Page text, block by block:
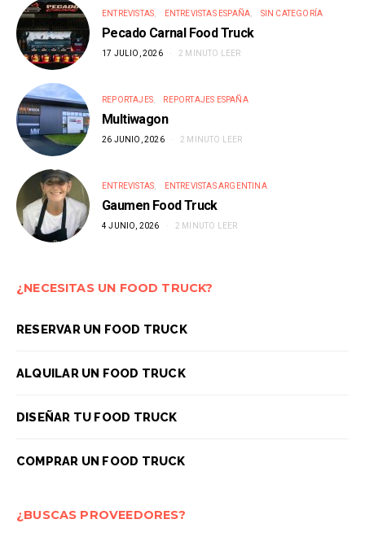
ENTREVISTAS ENTREVISTAS ESPAÑA SIN CATEGORÍA
Pecado Carnal Food Truck
17 JULIO, 2026 2 MINUTO LEER
REPORTAJES REPORTAJES ESPAÑA
Multiwagon
26 JUNIO, 2026 2 MINUTO LEER
ENTREVISTAS ENTREVISTAS ARGENTINA
Gaumen Food Truck
4 JUNIO, 2026 2 MINUTO LEER
¿NECESITAS UN FOOD TRUCK?
RESERVAR UN FOOD TRUCK
ALQUILAR UN FOOD TRUCK
DISEÑAR TU FOOD TRUCK
COMPRAR UN FOOD TRUCK
¿BUSCAS PROVEEDORES?